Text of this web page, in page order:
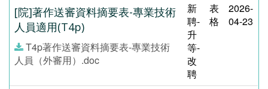
[院]著作送審資料摘要表-專業技術
人員適用(T4p)
T4p著作送審資料摘要表-專業技術
人員（外審用）.doc
新
聘-
升
等-
改
聘
表
格
2026-
04-23